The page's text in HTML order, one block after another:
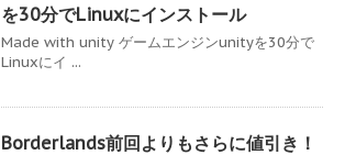
を30分でLinuxにインストール
Made with unity ゲームエンジンunityを30分で
Linuxにイ ...
Borderlands前回よりもさらに値引き！